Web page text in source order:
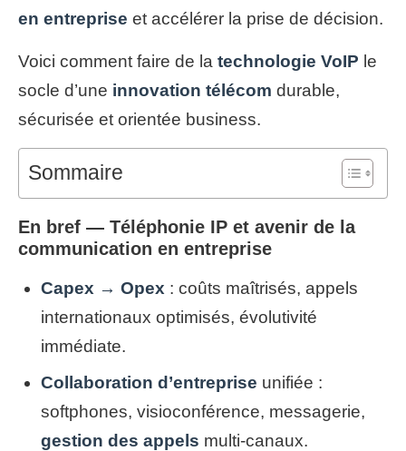
en entreprise et accélérer la prise de décision.
Voici comment faire de la technologie VoIP le
socle d’une innovation télécom durable,
sécurisée et orientée business.
Sommaire
En bref — Téléphonie IP et avenir de la
communication en entreprise
Capex → Opex : coûts maîtrisés, appels
internationaux optimisés, évolutivité
immédiate.
Collaboration d’entreprise unifiée :
softphones, visioconférence, messagerie,
gestion des appels multi-canaux.